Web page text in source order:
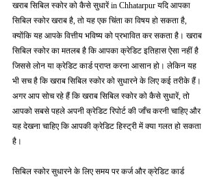
खराब सिबिल स्कोर को कैसे सुधारें in Chhatarpur यदि आपका
सिबिल स्कोर खराब है, तो यह एक चिंता का विषय हो सकता है,
क्योंकि यह आपके वित्तीय भविष्य को प्रभावित कर सकता है। खराब
सिबिल स्कोर का मतलब है कि आपका क्रेडिट इतिहास ऐसा नहीं है
जिससे लोन या क्रेडिट कार्ड प्राप्त करना आसान हो। लेकिन यह
भी सच है कि खराब सिबिल स्कोर को सुधारने के लिए कई तरीके हैं।
अगर आप सोच रहे हैं कि खराब सिबिल स्कोर को कैसे सुधारें, तो
आपको सबसे पहले अपनी क्रेडिट रिपोर्ट की जाँच करनी चाहिए और
यह देखना चाहिए कि आपकी क्रेडिट हिस्ट्री में क्या गलत हो सकता
है।
सिबिल स्कोर सुधारने के लिए समय पर कर्ज और क्रेडिट कार्ड